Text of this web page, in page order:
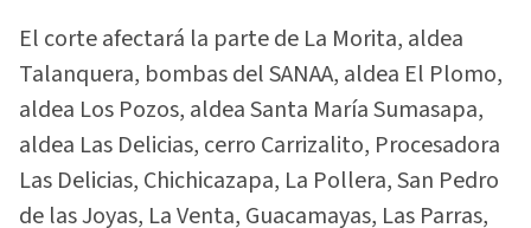
El corte afectará la parte de La Morita, aldea
Talanquera, bombas del SANAA, aldea El Plomo,
aldea Los Pozos, aldea Santa María Sumasapa,
aldea Las Delicias, cerro Carrizalito, Procesadora
Las Delicias, Chichicazapa, La Pollera, San Pedro
de las Joyas, La Venta, Guacamayas, Las Parras,